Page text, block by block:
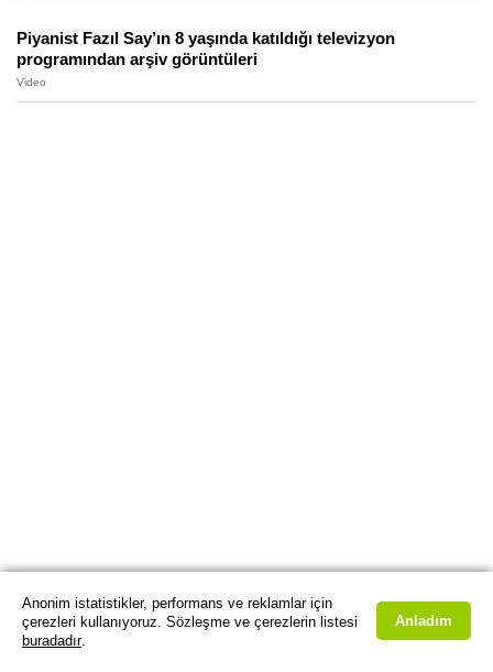
Piyanist Fazıl Say’ın 8 yaşında katıldığı televizyon
programından arşiv görüntüleri
Video
Anonim istatistikler, performans ve reklamlar için
çerezleri kullanıyoruz. Sözleşme ve çerezlerin listesi
buradadır.
Anladım